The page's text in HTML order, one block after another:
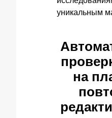
уникальным
на